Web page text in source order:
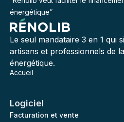
énergétique”
Le seul mandataire 3 en 1 qui
artisans et professionnels de
énergétique.
Accueil
Logiciel
Facturation et vente